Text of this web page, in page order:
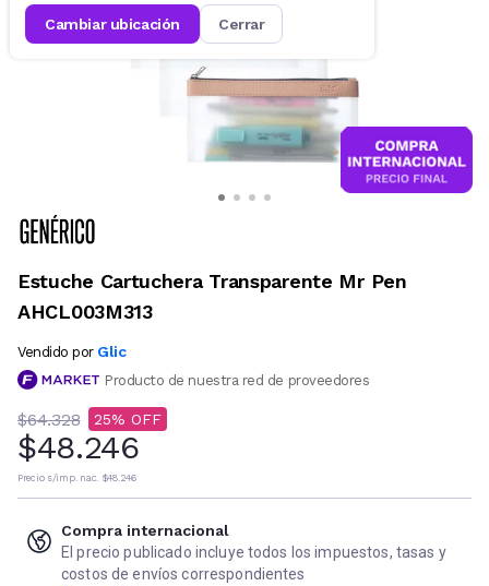
cambiar ubicación cerrar
Estuche Cartuchera Transparente Mr Pen
AHCL003M313
Vendido por Glic
Producto de nuestra red de proveedores
$64.328 25
$48.246
Precio s/imp. nac. $48.246
Compra internacional
El precio publicado incluye todos los impuestos, tasas y
costos de envíos correspondientes